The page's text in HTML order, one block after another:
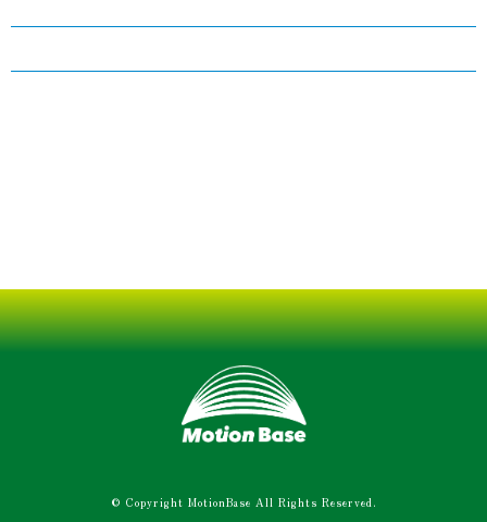
© Copyright MotionBase All Rights Reserved.